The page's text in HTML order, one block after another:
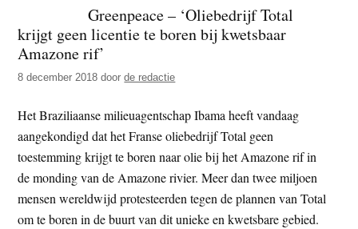
z
e
s
t
e
n
d
e
e
s
i
t
e
Greenpeace – ‘Oliebedrijf Total
krijgt geen licentie te boren bij kwetsbaar
Amazone rif’
8 december 2018 doorde redactie
Het Braziliaanse milieuagentschap Ibama heeft vandaag
aangekondigd dat het Franse oliebedrijf Total geen
toestemming krijgt te boren naar olie bij het Amazone rif in
de monding van de Amazone rivier. Meer dan twee miljoen
mensen wereldwijd protesteerden tegen de plannen van Total
om te boren in de buurt van dit unieke en kwetsbare gebied.